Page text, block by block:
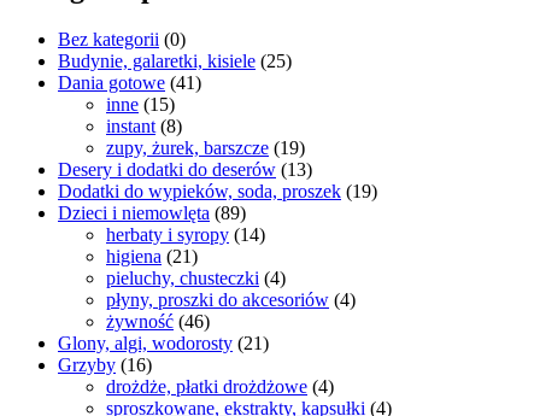
Bez kategorii (0)
Budynie, galaretki, kisiele (25)
Dania gotowe (41)
inne (15)
instant (8)
zupy, żurek, barszcze (19)
Desery i dodatki do deserów (13)
Dodatki do wypieków, soda, proszek (19)
Dzieci i niemowlęta (89)
herbaty i syropy (14)
higiena (21)
pieluchy, chusteczki (4)
płyny, proszki do akcesoriów (4)
żywność (46)
Glony, algi, wodorosty (21)
Grzyby (16)
drożdże, płatki drożdżowe (4)
sproszkowane, ekstrakty, kapsułki (4)